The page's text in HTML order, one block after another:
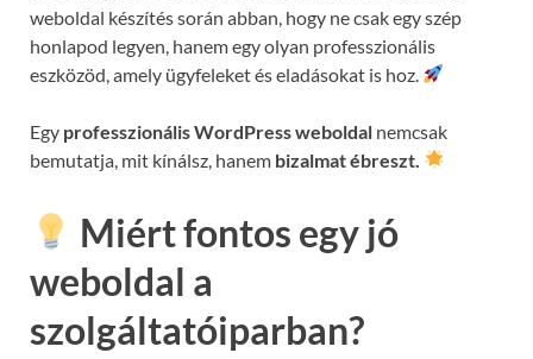
weboldal készítés során abban, hogy ne csak egy szép
honlapod legyen, hanem egy olyan professzionális
eszközöd, amely ügyfeleket és eladásokat is hoz.
Egy professzionális WordPress weboldal nemcsak
bemutatja, mit kínálsz, hanem bizalmat ébreszt.
Miért fontos egy jó
weboldal a
szolgáltatóiparban?